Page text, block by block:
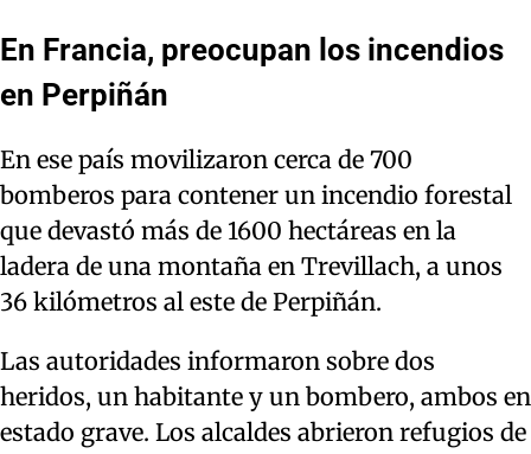
En Francia, preocupan los incendios
en Perpiñán
En ese país movilizaron cerca de 700
bomberos para contener un incendio forestal
que devastó más de 1600 hectáreas en la
ladera de una montaña en Trevillach, a unos
36 kilómetros al este de Perpiñán.
Las autoridades informaron sobre dos
heridos, un habitante y un bombero, ambos en
estado grave. Los alcaldes abrieron refugios de